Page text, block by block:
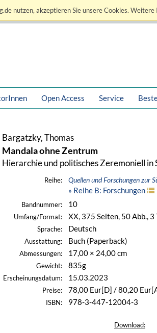
nutzen, akzeptieren Sie unsere Cookies.
Open Access Service
Bargatzky, Thomas
Mandala ohne Zentrum
Hierarchie und politisches Zeremoniell in
Reihe: Quellen und Forschungen zur
» Reihe B: Forschungen
Bandnummer: 10
Umfang/Format: XX, 375 Seiten, 50 Abb.,
Sprache: Deutsch
Ausstattung: Buch (Paperback)
Abmessungen: 17,00 × 24,00 cm
Gewicht: 835g
Erscheinungsdatum: 15.03.2023
Preise: 78,00 Eur[D] / 80,20
ISBN: 978-3-447-12004-3
Download: